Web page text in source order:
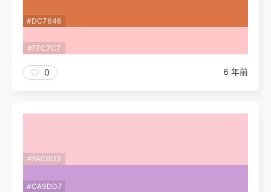
#DC7646
#FFC7C7
0 6 年前
#FACBD3
#CA9DD7